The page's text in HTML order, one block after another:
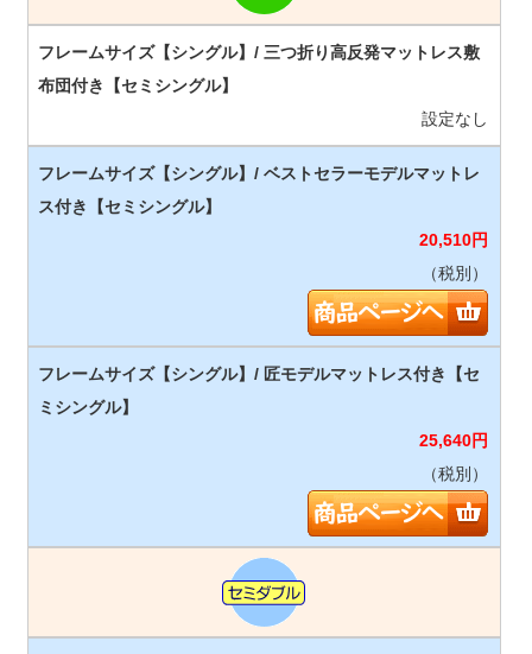
設定なし
20,510円
（税別）
25,640円
（税別）